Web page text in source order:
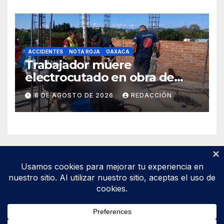
ACCIDENTES NOTA ROJA OAXACA
Trabajador muere
electrocutado en obra de
Soledad Etla; dos jóvenes
resultan gravemente
lesionados
6 DE AGOSTO DE 2026 REDACCIÓN